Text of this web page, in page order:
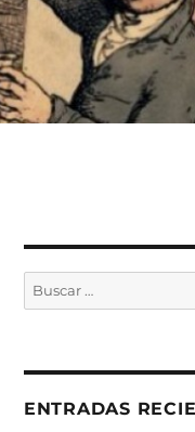
Buscar
por:
ENTRADAS